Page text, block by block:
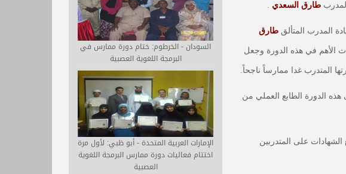
طارق السعدي .
المدرب المتألق طارق
الأهم في هذه الدورة وجعل
المتدرب غدا ممارساً ناجحاً.
هذه الدورة الطابع العملي من
الشهادات على المتدربين
السودان - الخرطوم: ختام دورة ممارس في
البرمجة اللغوية العصبية
الإمارات العربية المتحدة - أبو ظبي: لأول مرة
اختتام فعاليات دورة ممارس البرمجة اللغوية
العصبية